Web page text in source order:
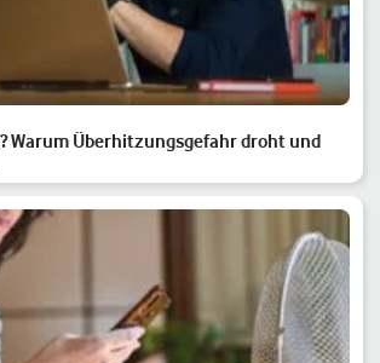
Warum Überhitzungsgefahr droht und